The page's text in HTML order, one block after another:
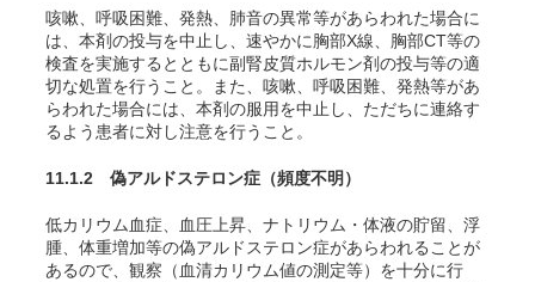
咳嗽、呼吸困難、発熱、肺音の異常等があらわれた場合に
は、本剤の投与を中止し、速やかに胸部X線、胸部CT等の
検査を実施するとともに副腎皮質ホルモン剤の投与等の適
切な処置を行うこと。また、咳嗽、呼吸困難、発熱等があ
らわれた場合には、本剤の服用を中止し、ただちに連絡す
るよう患者に対し注意を行うこと。
11.1.2 偽アルドステロン症 （頻度不明）
低カリウム血症、血圧上昇、ナトリウム・体液の貯留、浮
腫、体重増加等の偽アルドステロン症があらわれることが
あるので、観察（血清カリウム値の測定等）を十分に行